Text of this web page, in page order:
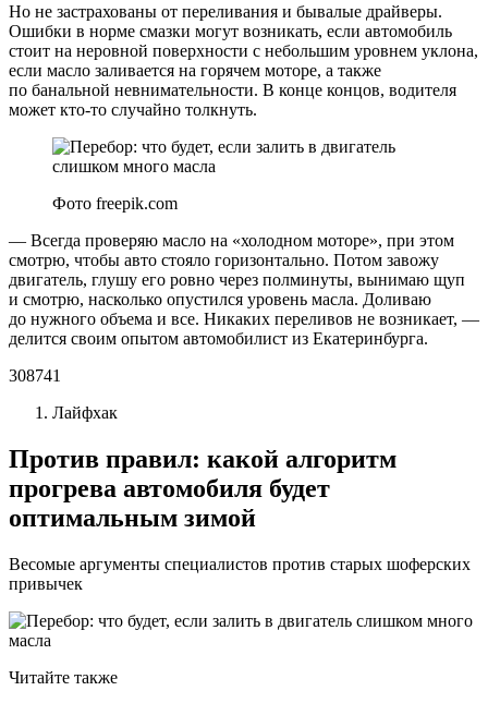
Но не застрахованы от переливания и бывалые драйверы.
Ошибки в норме смазки могут возникать, если автомобиль
стоит на неровной поверхности с небольшим уровнем уклона,
если масло заливается на горячем моторе, а также
по банальной невнимательности. В конце концов, водителя
может кто-то случайно толкнуть.
Фото freepik.com
— Всегда проверяю масло на «холодном моторе», при этом
смотрю, чтобы авто стояло горизонтально. Потом завожу
двигатель, глушу его ровно через полминуты, вынимаю щуп
и смотрю, насколько опустился уровень масла. Доливаю
до нужного объема и все. Никаких переливов не возникает, —
делится своим опытом автомобилист из Екатеринбурга.
308741
Лайфхак
Против правил: какой алгоритм
прогрева автомобиля будет
оптимальным зимой
Весомые аргументы специалистов против старых шоферских
привычек
Читайте также